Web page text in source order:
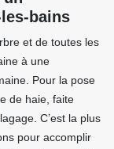
bains
et de toutes les
à une
Pour la pose
de haie, faite
C’est la plus
pour accomplir